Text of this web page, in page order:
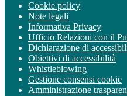
Cookie policy
Note legali
Informativa Privacy
Ufficio Relazioni con il
Dichiarazione di
Obiettivi di accessibilità
Whistleblowing
Gestione consensi cookie
Amministrazione